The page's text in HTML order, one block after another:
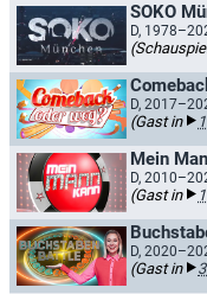
SOKO
D,
D,
(Gast in
D,
(Gast in
D,
(Gast in